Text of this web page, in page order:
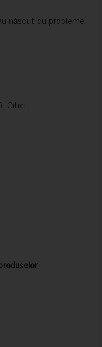
născut cu probleme